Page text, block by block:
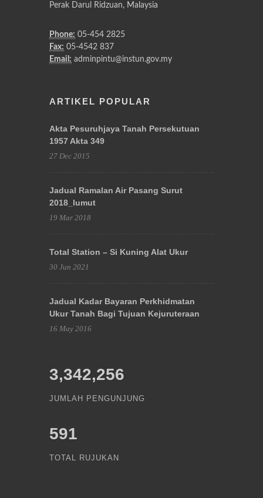
Perak Darul Ridzuan, Malaysia
Phone: 05-454 2825
Fax: 05-4542 837
Email: adminpintu@instun.gov.my
ARTIKEL POPULAR
Akta Pesuruhjaya Tanah Persekutuan
1957 Akta 349
27 Dec 2015
Jadual Ramalan Air Pasang Surut
2018_lumut
19 Mar 2018
Total Station – Si Kuning Alat Ukur
30 Jun 2021
Jadual Kadar Bayaran Perkhidmatan
Ukur Tanah Bagi Tujuan Kejuruteraan
16 May 2016
3,342,256
JUMLAH PENGUNJUNG
591
TOTAL RUJUKAN